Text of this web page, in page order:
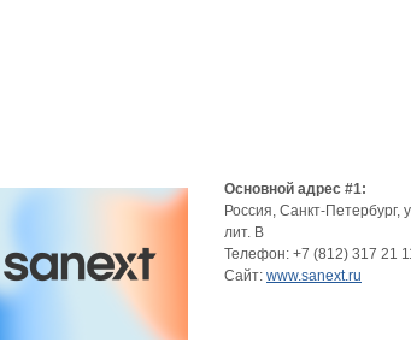
Основной адрес #1:
Россия, Санкт-Петербург,
лит. В
Телефон: +7 (812) 317 21
Сайт: www.sanext.ru